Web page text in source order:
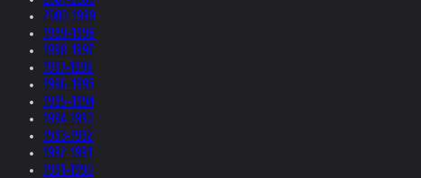
2000-1999
1999-1998
1998-1997
1997-1996
1996-1995
1995-1994
1994-1993
1993-1992
1992-1991
1991-1990